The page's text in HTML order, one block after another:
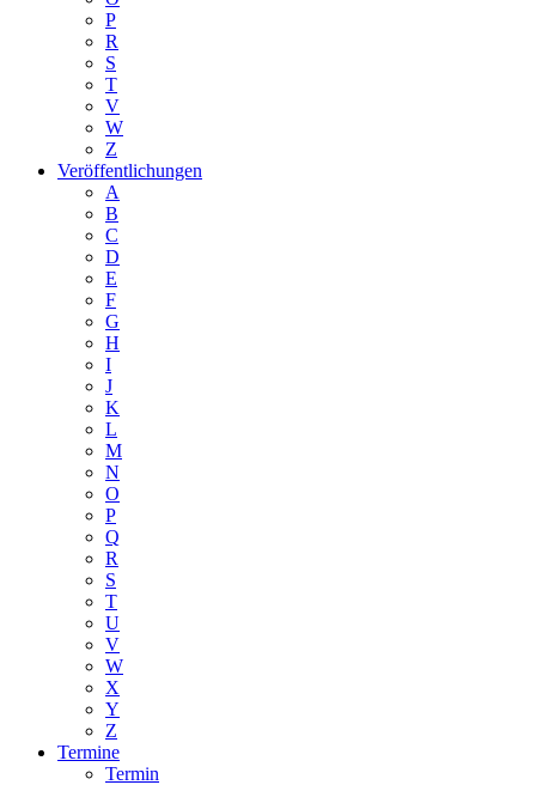
P
R
S
T
V
W
Z
Veröffentlichungen
A
B
C
D
E
F
G
H
I
J
K
L
M
N
O
P
Q
R
S
T
U
V
W
X
Y
Z
Termine
Termin